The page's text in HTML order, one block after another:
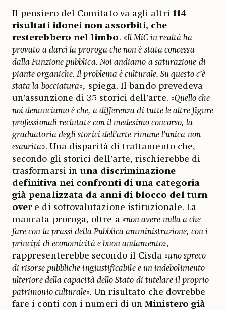
Il pensiero del Comitato va agli altri114
risultati idonei non assorbiti, che
resterebbero nel limbo. «Il MiC in realtà ha
provato a darci la proroga che non è stata concessa
dalla Funzione pubblica. Noi andiamo a saturazione di
piante organiche. Il problema è culturale. Su questo c’è
stata la bocciatura», spiega. Il bando prevedeva
un’assunzione di 35 storici dell’arte. «Quello che
noi denunciamo è che, a differenza di tutte le altre figure
professionali reclutate con il medesimo concorso, la
graduatoria degli storici dell’arte rimane l’unica non
esaurita». Una disparità di trattamento che,
secondo gli storici dell’arte, rischierebbe di
trasformarsi inuna discriminazione
definitiva nei confronti di una categoria
già penalizzata da anni di blocco del turn
overe di sottovalutazione istituzionale. La
mancata proroga, oltre a «non avere nulla a che
fare con la prassi della Pubblica amministrazione, con i
principi di economicità e buon andamento»,
rappresenterebbe secondo il Cisda «uno spreco
di risorse pubbliche ingiustificabile e un indebolimento
ulteriore della capacità dello Stato di tutelare il proprio
patrimonio culturale». Un risultato che dovrebbe
fare i conti con i numeri di unMinistero già